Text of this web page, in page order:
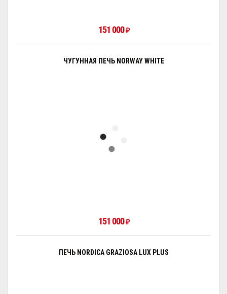
151 000₽
ЧУГУННАЯ ПЕЧЬ NORWAY WHITE
151 000₽
ПЕЧЬ NORDICA GRAZIOSA LUX PLUS